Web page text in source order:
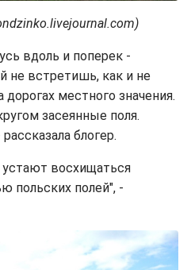
вдоль и поперек -
не встретишь, как и не
местного значения.
засеянные поля.
блогер.
восхищаться
польских полей", -